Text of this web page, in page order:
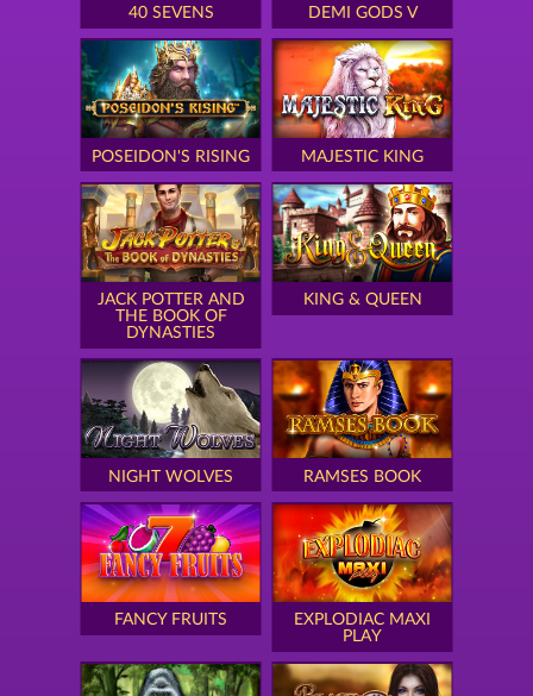
40 SEVENS DEMI GODS V
POSEIDON'S RISING MAJESTIC KING
JACK POTTER AND
THE BOOK OF
DYNASTIES
KING & QUEEN
NIGHT WOLVES RAMSES BOOK
FANCY FRUITS
EXPLODIAC MAXI
PLAY